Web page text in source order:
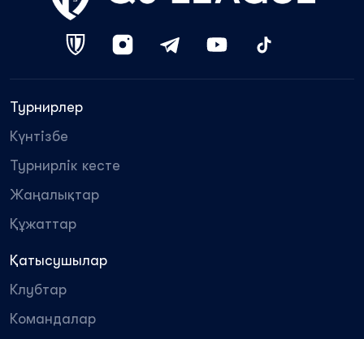
Турнирлер
Күнтізбе
Турнирлік кесте
Жаңалықтар
Құжаттар
Қатысушылар
Клубтар
Командалар